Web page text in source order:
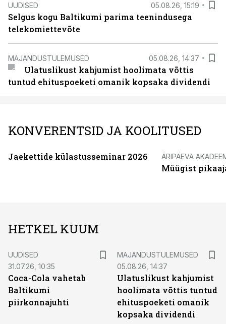
UUDISED 05.08.26, 15:19
Selgus kogu Baltikumi parima teenindusega
telekomiettevõte
MAJANDUSTULEMUSED 05.08.26, 14:37
Ulatuslikust kahjumist hoolimata võttis
tuntud ehituspoeketi omanik kopsaka dividendi
KONVERENTSID JA KOOLITUSED
Jaekettide külastusseminar 2026 ÄRIPÄEVA
Müügist
HETKEL KUUM
UUDISED
31.07.26, 10:35
Coca-Cola vahetab
Baltikumi
piirkonnajuhti
MAJANDUSTULEMUSED
05.08.26, 14:37
Ulatuslikust kahjumist
hoolimata võttis tuntud
ehituspoeketi omanik
kopsaka dividendi